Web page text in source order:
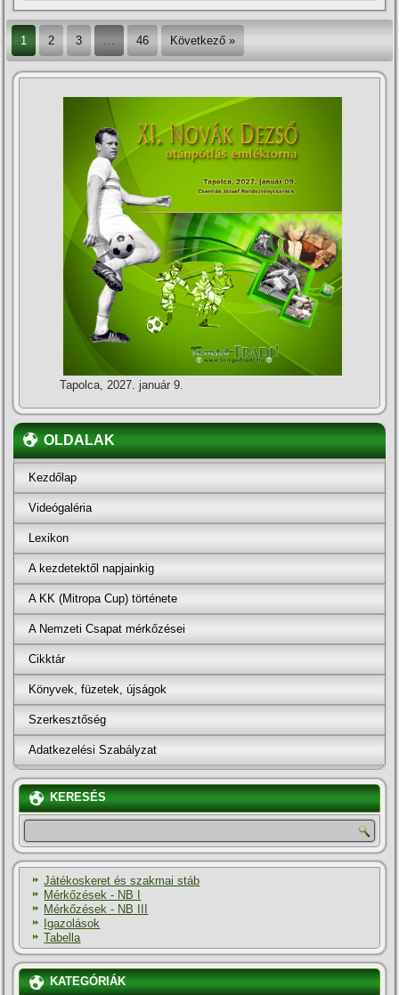
1 2 3 46 Következő »
Tapolca, 2027. január 9.
OLDALAK
Kezdőlap
Videógaléria
Lexikon
A kezdetektől napjainkig
A KK (Mitropa Cup) története
A Nemzeti Csapat mérkőzései
Cikktár
Könyvek, füzetek, újságok
Szerkesztőség
Adatkezelési Szabályzat
KERESÉS
Játékoskeret és szakmai stáb
Mérkőzések - NB I
Mérkőzések - NB III
Igazolások
Tabella
KATEGÓRIÁK